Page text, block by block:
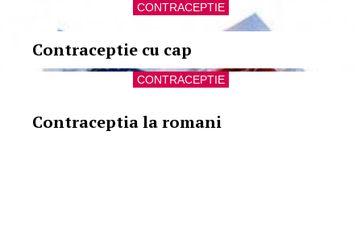
CONTRACEPTIE
Contraceptie cu cap
CONTRACEPTIE
Contraceptia la romani